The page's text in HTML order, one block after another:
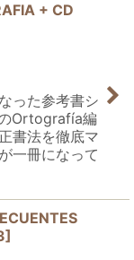
+ CD
った参考書シ
Ortografía編
書法を徹底マ
一冊になって
]